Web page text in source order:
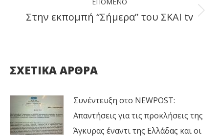
Next
Στην εκπομπή “Σήμερα” του ΣΚΑΙ tv
ΣΧΕΤΙΚΑ ΑΡΘΡΑ
Συνέντευξη στο NEWPOST:
Απαντήσεις για τις προκλήσεις της
Άγκυρας έναντι της Ελλάδας και οι